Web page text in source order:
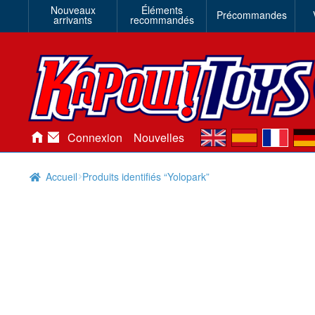
Nouveaux
arrivants
Éléments
recommandés Précommandes
Connexion Nouvelles en es de
Accueil Produits identifiés “Yolopark”